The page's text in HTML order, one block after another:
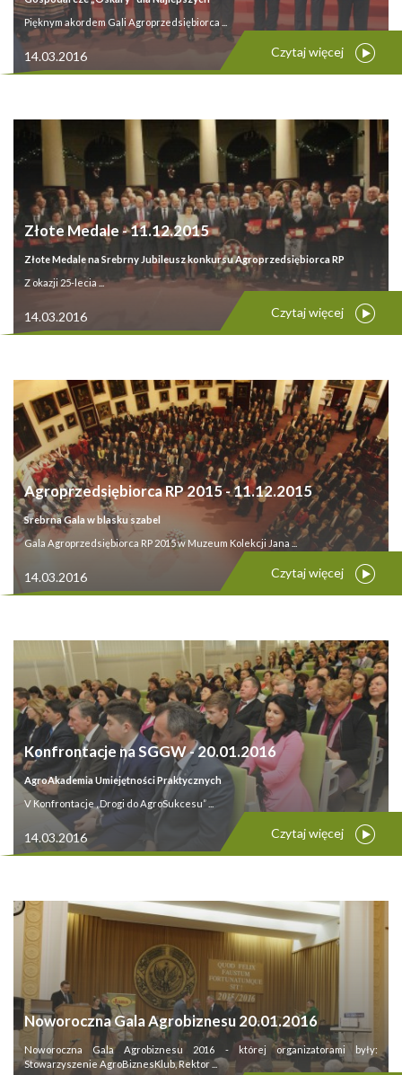
Pięknym akordem Gali Agroprzedsiębiorca ...
14.03.2016 Czytaj więcej
Złote Medale - 11.12.2015
Złote Medale na Srebrny Jubileusz konkursu Agroprzedsiębiorca RP
Z okazji 25-lecia ...
14.03.2016 Czytaj więcej
Agroprzedsiębiorca RP 2015 - 11.12.2015
Srebrna Gala w blasku szabel
Gala Agroprzedsiębiorca RP 2015 w Muzeum Kolekcji Jana ...
14.03.2016 Czytaj więcej
Konfrontacje na SGGW - 20.01.2016
AgroAkademia Umiejętności Praktycznych
V Konfrontacje „Drogi do AgroSukcesu” ...
14.03.2016 Czytaj więcej
Noworoczna Gala Agrobiznesu 20.01.2016
Noworoczna Gala Agrobiznesu 2016 - której organizatorami były:
Stowarzyszenie AgroBiznesKlub, Rektor ...